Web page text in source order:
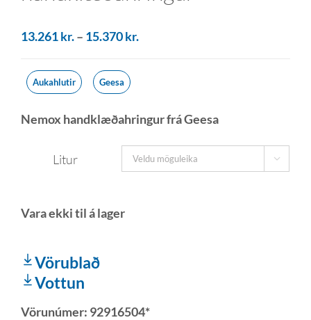
13.261kr.– 15.370kr.
Aukahlutir Geesa
Nemox handklæðahringur frá Geesa
Litur 
Vörublað
Vottun
Vörunúmer: 92916504*